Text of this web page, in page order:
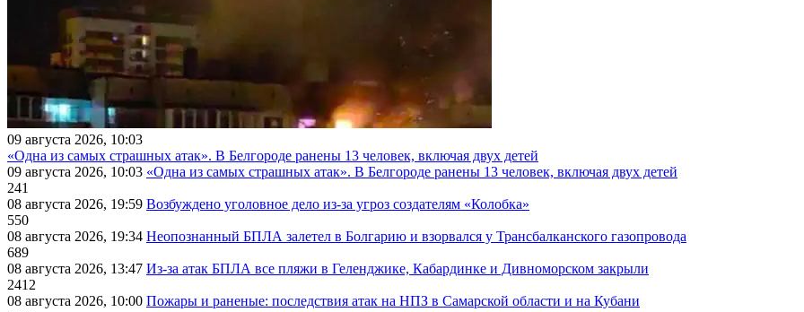
09 августа 2026, 10:03
«Одна из самых страшных атак». В Белгороде ранены 13 человек, включая двух детей
09 августа 2026, 10:03 «Одна из самых страшных атак». В Белгороде ранены 13 человек, включая двух детей
241
08 августа 2026, 19:59 Возбуждено уголовное дело из-за угроз создателям «Колобка»
550
08 августа 2026, 19:34 Неопознанный БПЛА залетел в Болгарию и взорвался у Трансбалканского газопровода
689
08 августа 2026, 13:47 Из-за атак БПЛА все пляжи в Геленджике, Кабардинке и Дивноморском закрыли
2412
08 августа 2026, 10:00 Пожары и раненые: последствия атак на НПЗ в Самарской области и на Кубани